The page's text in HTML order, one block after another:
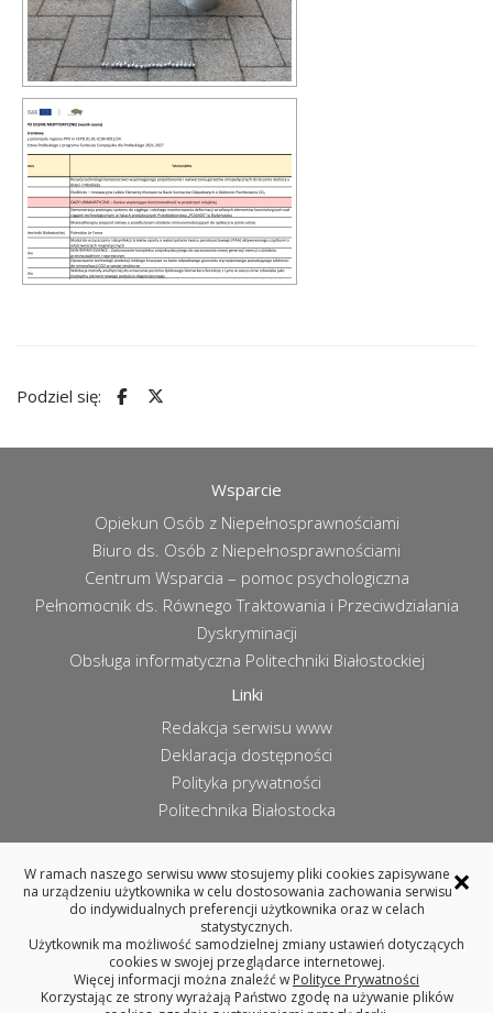
Podziel się:
Wsparcie
Opiekun Osób z Niepełnosprawnościami
Biuro ds. Osób z Niepełnosprawnościami
Centrum Wsparcia – pomoc psychologiczna
Pełnomocnik ds. Równego Traktowania i Przeciwdziałania
Dyskryminacji
Obsługa informatyczna Politechniki Białostockiej
Linki
Redakcja serwisu www
Deklaracja dostępności
Polityka prywatności
Politechnika Białostocka
WYDZIAŁ ARCHITEKTURY
POLITECHNIKA BIAŁOSTOCKA
ul. Oskara Sosnowskiego 11, 15-893 Białystok
tel. 85 746 99 14 (centrala), fax 85 746 99 13
REGON: 000001672, NIP: 542-020-87-21
×
W ramach naszego serwisu www stosujemy pliki cookies zapisywane
na urządzeniu użytkownika w celu dostosowania zachowania serwisu
do indywidualnych preferencji użytkownika oraz w celach
statystycznych.
Użytkownik ma możliwość samodzielnej zmiany ustawień dotyczących
cookies w swojej przeglądarce internetowej.
Więcej informacji można znaleźć w Polityce Prywatności
Korzystając ze strony wyrażają Państwo zgodę na używanie plików